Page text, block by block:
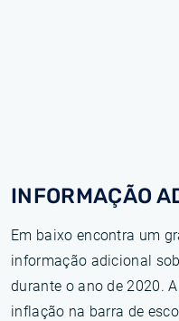
INFORMAÇÃO
Em baixo encontra um
informação adicional
durante o ano de 2020.
inflação na barra de